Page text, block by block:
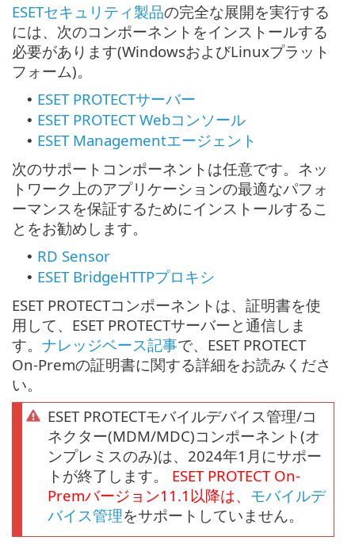
ESETセキュリティ製品の完全な展開を実行する
には、次のコンポーネントをインストールする
必要があります(WindowsおよびLinuxプラット
フォーム)。
• ESET PROTECTサーバー
• ESET PROTECT Webコンソール
• ESET Managementエージェント
次のサポートコンポーネントは任意です。ネッ
トワーク上のアプリケーションの最適なパフォ
ーマンスを保証するためにインストールするこ
とをお勧めします。
• RD Sensor
• ESET BridgeHTTPプロキシ
ESET PROTECTコンポーネントは、証明書を使
用して、ESET PROTECTサーバーと通信しま
す。 ナレッジベース記事で、ESET PROTECT
On-Premの証明書に関する詳細をお読みくださ
い。
ESET PROTECTモバイルデバイス管理/コ
ネクター(MDM/MDC)コンポーネント(オ
ンプレミスのみ)は、2024年1月にサポー
トが終了します。 ESET PROTECT On-
Premバージョン11.1 以降は、 モバイルデ
バイス管理をサポートしていません。